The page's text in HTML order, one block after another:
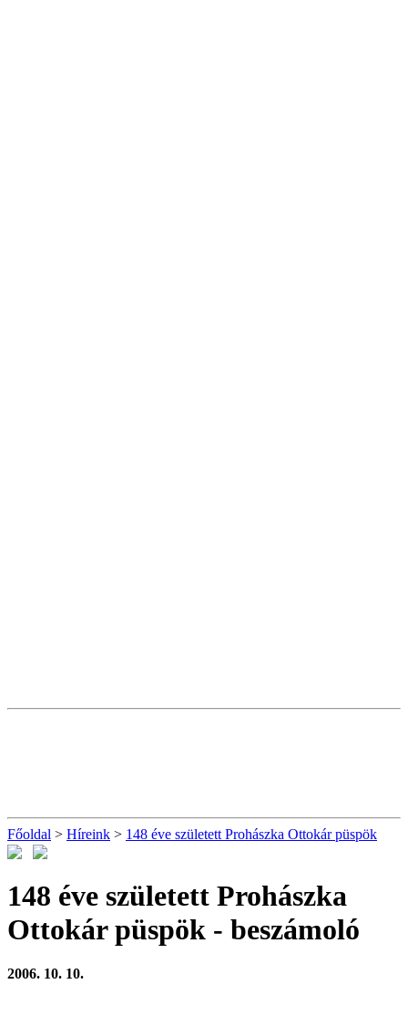
Főoldal > Híreink > 148 éve született Prohászka Ottokár püspök
148 éve született Prohászka
Ottokár püspök - beszámoló
2006. 10. 10.